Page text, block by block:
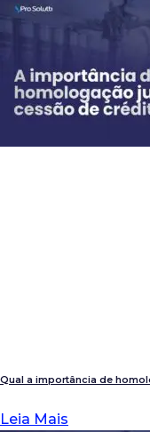
Qual a importância de
Leia Mais